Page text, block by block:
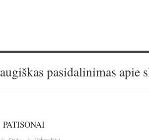
pasidalinimas apie